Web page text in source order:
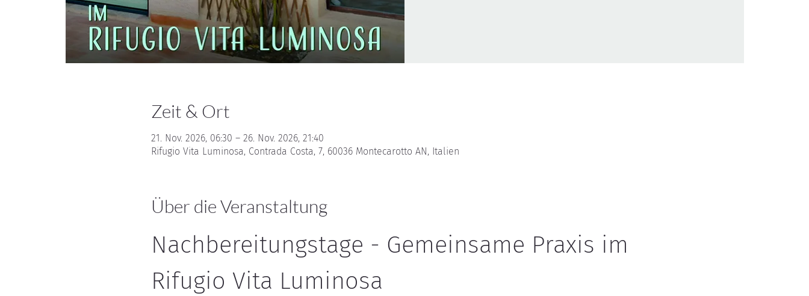
Zeit & Ort
21. Nov. 2026, 06:30 – 26. Nov. 2026, 21:40
Rifugio Vita Luminosa, Contrada Costa, 7, 60036 Montecarotto AN, Italien
Über die Veranstaltung
Nachbereitungstage - Gemeinsame Praxis im
Rifugio Vita Luminosa